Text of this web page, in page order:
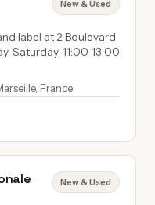
New & Used
label at 2 Boulevard
Saturday, 11:00-13:00
France
New & Used